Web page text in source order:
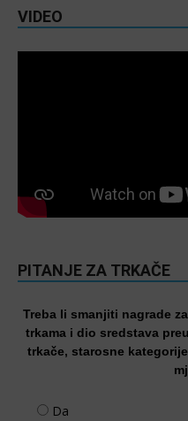
VIDEO
PITANJE ZA TRKAČE
Treba li smanjiti nagrade
trkama i dio sredstava
trkače, starosne
Da